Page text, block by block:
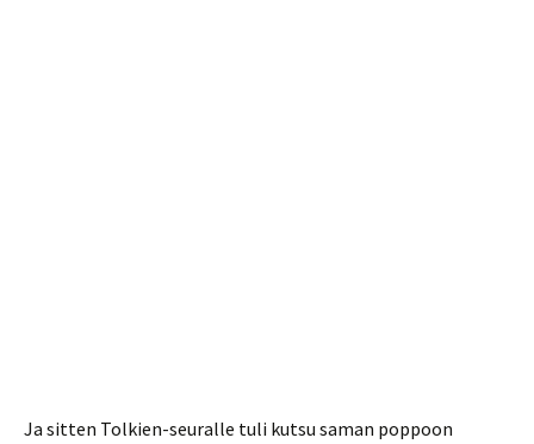
Ja sitten Tolkien-seuralle tuli kutsu saman poppoon